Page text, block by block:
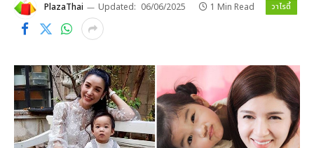
PlazaThai Updated: 06/06/2025 1 Min Read วาไรตี้